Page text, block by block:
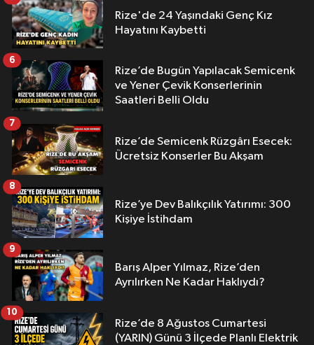
Rize'de 24 Yaşındaki Genç Kız
Hayatını Kaybetti
Rize’de Bugün Yapılacak Semicenk
ve Yener Çevik Konserlerinin
Saatleri Belli Oldu
6
Rize’de Semicenk Rüzgârı Esecek:
Ücretsiz Konserler Bu Akşam
7
Rize’ye Dev Balıkçılık Yatırımı: 300
Kişiye İstihdam
8
Barış Alper Yılmaz, Rize’den
Ayrılırken Ne Kadar Haklıydı?
9
Rize’de 8 Ağustos Cumartesi
(YARIN) Günü 3 İlçede Planlı Elektrik
10